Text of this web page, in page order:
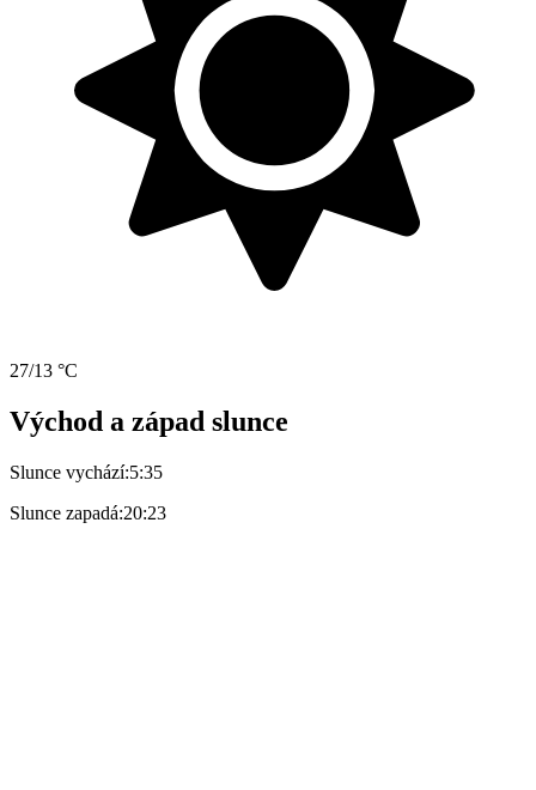
27/13 °C
Východ a západ slunce
Slunce vychází:5:35
Slunce zapadá:20:23